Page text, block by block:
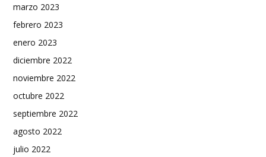
marzo 2023
febrero 2023
enero 2023
diciembre 2022
noviembre 2022
octubre 2022
septiembre 2022
agosto 2022
julio 2022